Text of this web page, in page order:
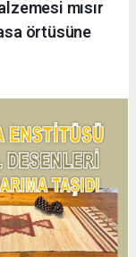
mısır
örtüsüne